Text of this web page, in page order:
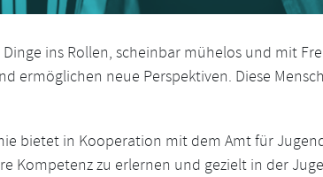
ins Rollen, scheinbar mühelos und mit
ermöglichen neue Perspektiven. Diese
bietet in Kooperation mit dem Amt für
Kompetenz zu erlernen und gezielt in der